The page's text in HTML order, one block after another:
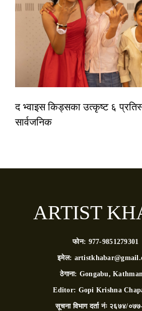
द भ्वाइस किड्सका उत्कृष्ट ६
सार्वजनिक
ARTIST
फोन: 977-9851279301
इमेल:
ठेगाना: Gongabu,
Editor: Gopi Krishna
सूचना विभाग दर्ता नंः २६७४/